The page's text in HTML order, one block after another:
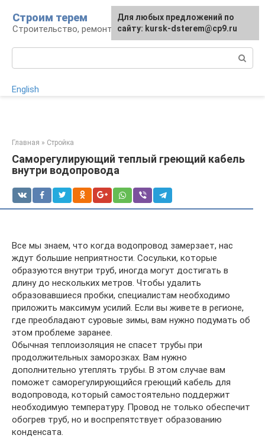
контенту
Строим терем
Строительство, ремонт, ландшафт
English
Главная » Стройка
Саморегулирующий теплый греющий кабель
внутри водопровода
Все мы знаем, что когда водопровод замерзает, нас
ждут большие неприятности. Сосульки, которые
образуются внутри труб, иногда могут достигать в
длину до нескольких метров. Чтобы удалить
образовавшиеся пробки, специалистам необходимо
приложить максимум усилий. Если вы живете в регионе,
где преобладают суровые зимы, вам нужно подумать об
этом проблеме заранее.
Обычная теплоизоляция не спасет трубы при
продолжительных заморозках. Вам нужно
дополнительно утеплять трубы. В этом случае вам
поможет саморегулирующийся греющий кабель для
водопровода, который самостоятельно поддержит
необходимую температуру. Провод не только обеспечит
обогрев труб, но и воспрепятствует образованию
конденсата.
Для любых предложений по
сайту: kursk-dsterem@cp9.ru